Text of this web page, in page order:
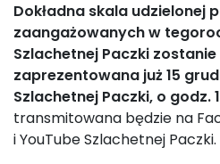
Dokładna skala udzielonej
zaangażowanych w
Szlachetnej Paczki
zaprezentowana już 15
Szlachetnej Paczki, o godz.
transmitowana będzie na
i YouTube Szlachetnej Paczki.